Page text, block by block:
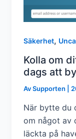
Säkerhet,
Kolla om
dags att
AvSupporten
När bytte du
om något av
läckta på